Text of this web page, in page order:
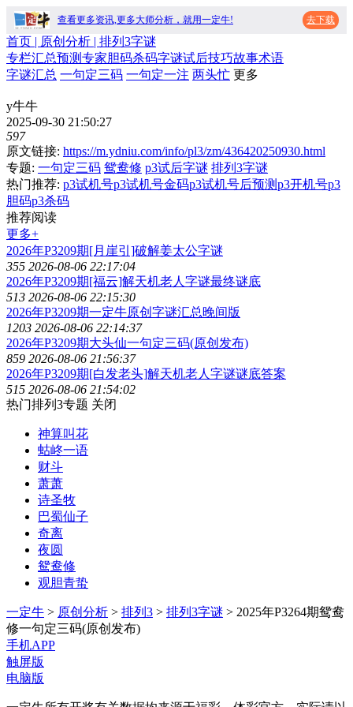
查看更多资讯,更多大师分析，就用一定牛! 去下载
首页 | 原创分析 | 排列3字谜
专栏汇总预测专家胆码杀码字谜试后技巧故事术语
字谜汇总 一句定三码 一句定一注 两头忙 更多
y牛牛
2025-09-30 21:50:27
597
原文链接: https://m.ydniu.com/info/pl3/zm/436420250930.html
专题: 一句定三码 鸳鸯修 p3试后字谜 排列3字谜
热门推荐: p3试机号p3试机号金码p3试机号后预测p3开机号p3
胆码p3杀码
推荐阅读
更多+
2026年P3209期[月崖引]破解姜太公字谜
355 2026-08-06 22:17:04
2026年P3209期[福云]解天机老人字谜最终谜底
513 2026-08-06 22:15:30
2026年P3209期一定牛原创字谜汇总晚间版
1203 2026-08-06 22:14:37
2026年P3209期大头仙一句定三码(原创发布)
859 2026-08-06 21:56:37
2026年P3209期[白发老头]解天机老人字谜谜底答案
515 2026-08-06 21:54:02
热门排列3专题 关闭
神算叫花
蛄峂一语
财斗
萧萧
诗圣牧
巴蜀仙子
奇离
夜圆
鸳鸯修
观胆青蛰
一定牛 > 原创分析 > 排列3 > 排列3字谜 > 2025年P3264期鸳鸯
修一句定三码(原创发布)
手机APP
触屏版
电脑版